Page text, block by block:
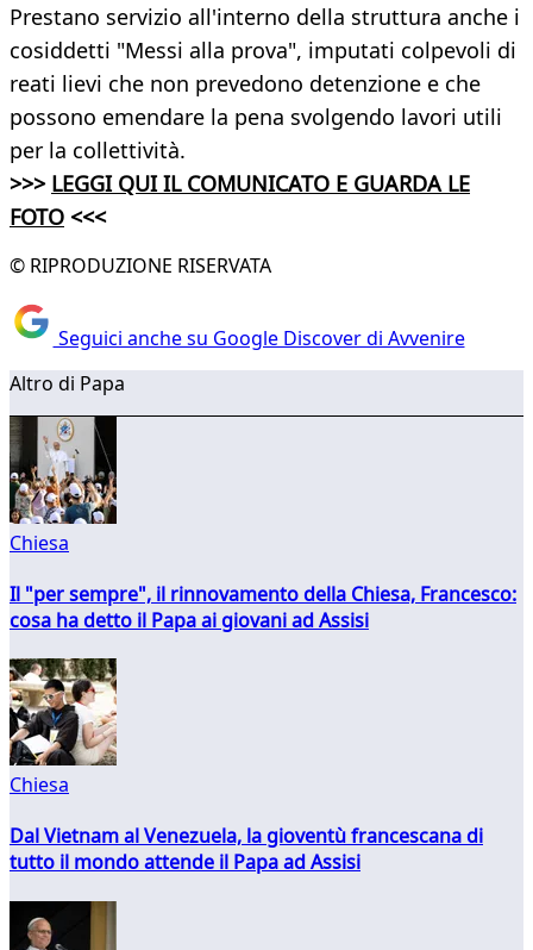
Prestano servizio all'interno della struttura anche i
cosiddetti "Messi alla prova", imputati colpevoli di
reati lievi che non prevedono detenzione e che
possono emendare la pena svolgendo lavori utili
per la collettività.
>>> LEGGI QUI IL COMUNICATO E GUARDA LE
FOTO <<<
© RIPRODUZIONE RISERVATA
Seguici anche su Google Discover di Avvenire
Altro di Papa
Chiesa
Il "per sempre", il rinnovamento della Chiesa, Francesco:
cosa ha detto il Papa ai giovani ad Assisi
Chiesa
Dal Vietnam al Venezuela, la gioventù francescana di
tutto il mondo attende il Papa ad Assisi